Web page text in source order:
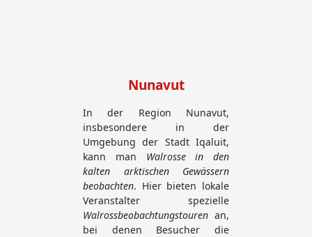
Nunavut
In der Region Nunavut,
insbesondere in der
Umgebung der Stadt Iqaluit,
kann man Walrosse in den
kalten arktischen Gewässern
beobachten. Hier bieten lokale
Veranstalter spezielle
Walrossbeobachtungstouren an,
bei denen Besucher die